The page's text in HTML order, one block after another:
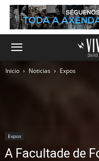
Inicio Noticias Expos
Expos
A Facultade de